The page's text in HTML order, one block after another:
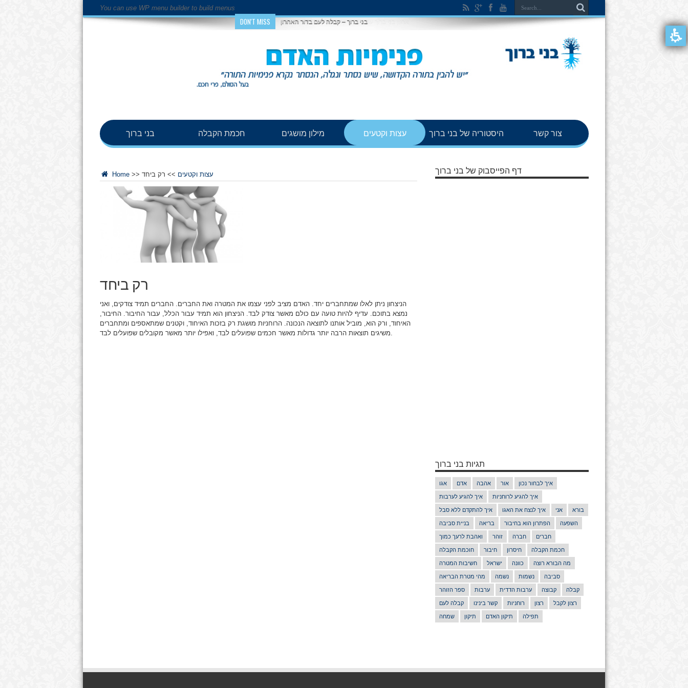
You can use WP menu builder to build menus
DON'T MISS בני ברוך – קבלה לעם בדור האחרון
בני ברוך חכמת הקבלה מילון מושגים עצות וקטעים היסטוריה של בני ברוך צור קשר
Home >> עצות וקטעים >> רק ביחד
רק ביחד
הניצחון ניתן לאלו שמתחברים יחד. האדם מציב לפני עצמו את המטרה ואת החברים. החברים תמיד צודקים, ואני
נמצא בתוכם. עדיף להיות טועה עם כולם מאשר צודק לבד. הניצחון הוא תמיד עבור הכלל, עבור החיבור. החיבור,
האיחוד, ורק הוא, מוביל אותנו לתוצאה הנכונה. הרוחניות מושגת רק בזכות האיחוד, וקטנים שמתאספים ומתחברים
דף הפייסבוק של בני ברוך
תגיות בני ברוך
אגו אדם אהבה אור איך לבחור נכון
איך להגיע לערבות איך להגיע לרוחניות
איך להתקדם ללא סבל איך לנצח את האגו אני בורא
בניית סביבה בריאה הפתרון הוא בחיבור השפעה
ואהבת לרעך כמוך זוהר חברה חברים
חוכמת הקבלה חיבור חיסרון חכמת הקבלה
חשיבות המטרה ישראל כוונה מה הבורא רוצה
מהי מטרת הבריאה נשמה נשמות סביבה
ספר הזוהר ערבות ערבות הדדית קבוצה קבלה
קבלה לעם קשר בינינו רוחניות רצון רצון לקבל
שמחה תיקון תיקון האדם תפילה